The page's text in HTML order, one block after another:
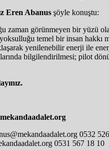
Eren Abanus şöyle konuştu:
görünmeyen bir yüzü
temel bir insan hakkı
yenilenebilir enerji ile
bilgilendirilmesi; pilot
0532
0531 567 18 10